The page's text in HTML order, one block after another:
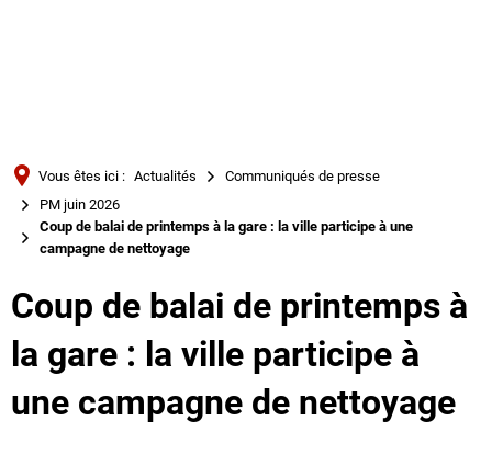
Български
Deutsch MENÜ
Vous êtes ici : Actualités
Communiqués de presse
PM juin 2026
Coup de balai de printemps à la gare : la ville participe à une
campagne de nettoyage
Coup de balai de printemps à
la gare : la ville participe à
une campagne de nettoyage